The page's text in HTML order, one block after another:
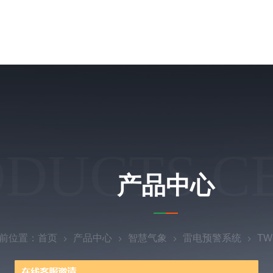
产品中心
位置： 首页 产品中心 智慧气象 雷电预警系统